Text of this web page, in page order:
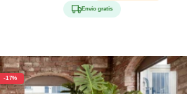
de
ofertaEnvío gratis
-17%